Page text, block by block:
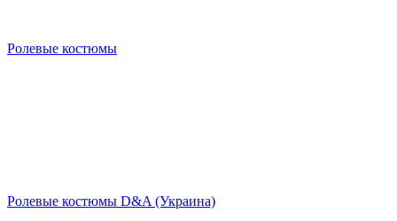
Ролевые костюмы
Ролевые костюмы D&A (Украина)